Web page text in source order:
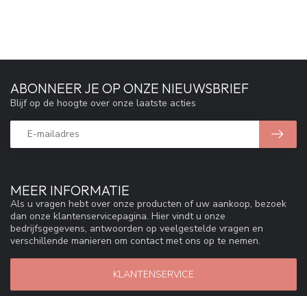
MEER INFORMATIE
Als u vragen hebt over onze producten of uw aankoop, bezoek
dan onze klantenservicepagina. Hier vindt u onze
bedrijfsgegevens, antwoorden op veelgestelde vragen en
verschillende manieren om contact met ons op te nemen.
KLANTENSERVICE
ABONNEER JE OP ONZE NIEUWSBRIEF
Blijf op de hoogte over onze laatste acties